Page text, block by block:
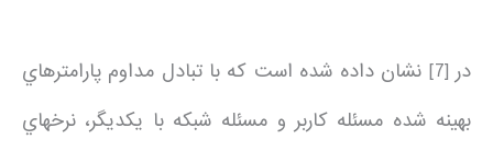
در [7] نشان داده شده است كه با تبادل مداوم پارامترهاي
بهينه شده مسئله كاربر و مسئله شبكه با يكديگر، نرخهاي